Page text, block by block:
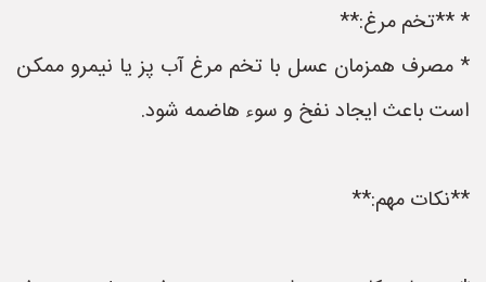
* **تخم مرغ:**
* مصرف همزمان عسل با تخم مرغ آب پز یا نیمرو ممکن
است باعث ایجاد نفخ و سوء هاضمه شود.
**نکات مهم:**